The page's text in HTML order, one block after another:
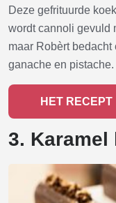
Deze gefrituurde
wordt cannoli gevuld
maar Robèrt
ganache en pistache.
HET RECEPT
3.